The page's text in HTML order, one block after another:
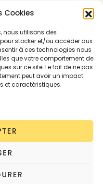
Cookies
nous utilisons des
stocker et/ou accéder aux
à ces technologies nous
que votre comportement de
sur ce site. Le fait de ne pas
peut avoir un impact
et caractéristiques.